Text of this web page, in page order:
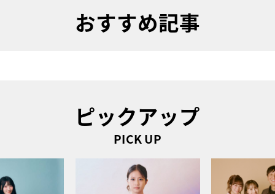
おすすめ記事
ピックアップ
PICK UP